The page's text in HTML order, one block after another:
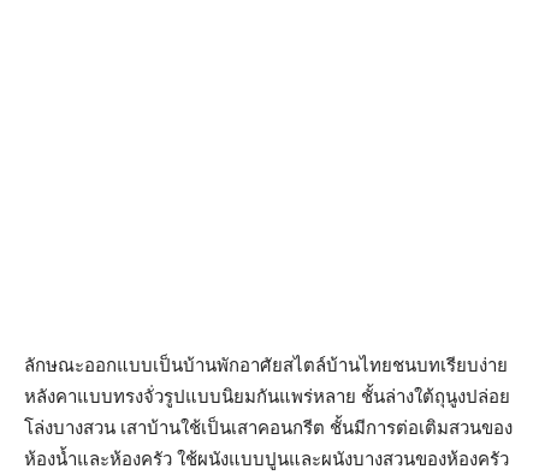
ลักษณะออกแบบเป็นบ้านพักอาศัยสไตล์บ้านไทยชนบทเรียบง่าย
หลังคาแบบทรงจั่วรูปแบบนิยมกันแพร่หลาย ชั้นล่างใต้ถุนูงปล่อย
โล่งบางสวน เสาบ้านใช้เป็นเสาคอนกรีต ชั้นมีการต่อเติมสวนของ
ห้องน้ำและห้องครัว ใช้ผนังแบบปูนและผนังบางสวนของห้องครัว